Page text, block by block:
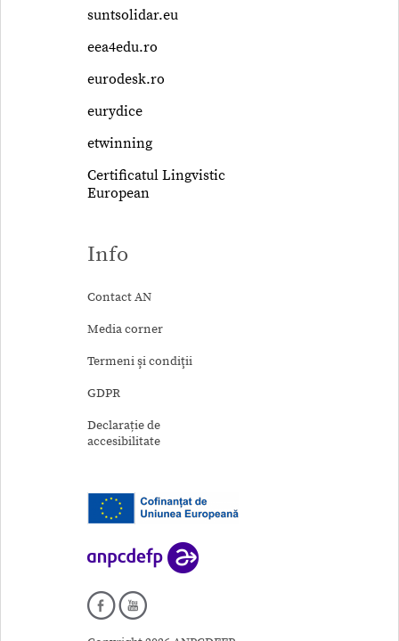
suntsolidar.eu
eea4edu.ro
eurodesk.ro
eurydice
etwinning
Certificatul Lingvistic
European
Info
Contact AN
Media corner
Termeni şi condiţii
GDPR
Declarație de
accesibilitate